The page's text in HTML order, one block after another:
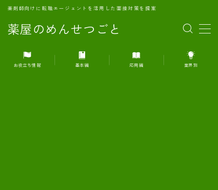
薬屋のめんせつごと
薬剤師向けに転職エージェントを活用した面接対策を提案
MENU
1.転職エージェントとは何か？
お役立ち情報 基本編 応用編 業界別